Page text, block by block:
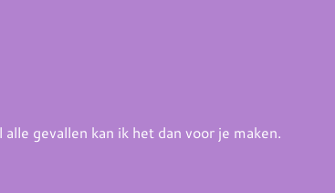
gevallen kan ik het dan voor je maken.